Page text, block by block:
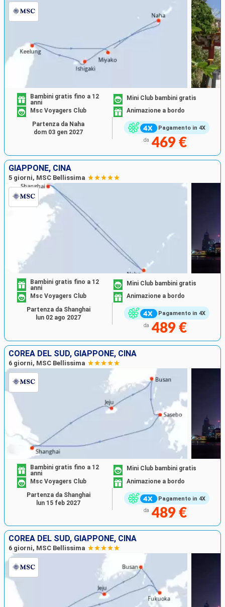
Pagamento in 4X
Bambini gratis fino a 12
anni
Mini Club bambini gratis
Msc Voyagers Club
Animazione a bordo
da 469 €
Partenza da Naha
dom 03 gen 2027
GIAPPONE, CINA
5 giorni, MSC Bellissima
Pagamento in 4X
Bambini gratis fino a 12
anni
Mini Club bambini gratis
Msc Voyagers Club
Animazione a bordo
da 489 €
Partenza da Shanghai
lun 02 ago 2027
COREA DEL SUD, GIAPPONE, CINA
6 giorni, MSC Bellissima
Pagamento in 4X
Bambini gratis fino a 12
anni
Mini Club bambini gratis
Msc Voyagers Club
Animazione a bordo
da 489 €
Partenza da Shanghai
lun 15 feb 2027
COREA DEL SUD, GIAPPONE, CINA
6 giorni, MSC Bellissima